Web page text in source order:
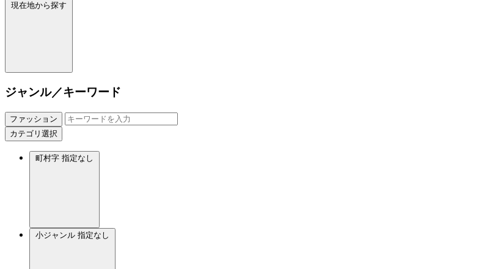
現在地から探す
ジャンル／キーワード
ファッション
カテゴリ選択
町村字 指定なし
小ジャンル 指定なし